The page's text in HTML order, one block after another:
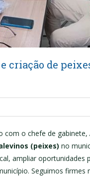
criação de
com o chefe de gabinete,
(peixes) no
ampliar oportunidades
Seguimos firmes